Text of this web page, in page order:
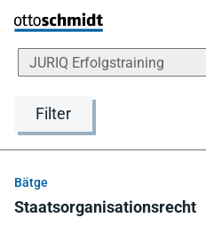
Direkt zum Inhalt
Filter
Bätge
Staatsorganisationsrecht